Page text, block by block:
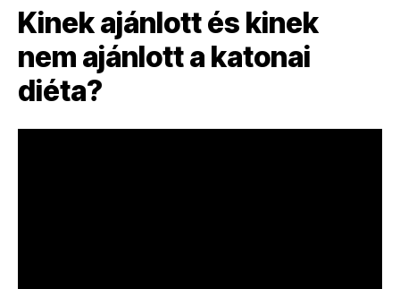
Kinek ajánlott és kinek
nem ajánlott a katonai
diéta?